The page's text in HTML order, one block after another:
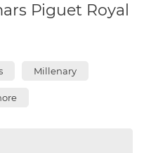
Piguet Royal
Millenary